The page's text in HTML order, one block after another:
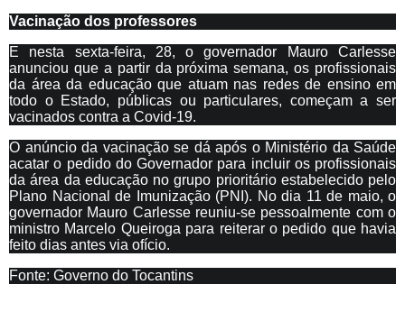
Vacinação dos professores
E nesta sexta-feira, 28, o governador Mauro Carlesse
anunciou que a partir da próxima semana, os profissionais
da área da educação que atuam nas redes de ensino em
todo o Estado, públicas ou particulares, começam a ser
vacinados contra a Covid-19.
O anúncio da vacinação se dá após o Ministério da Saúde
acatar o pedido do Governador para incluir os profissionais
da área da educação no grupo prioritário estabelecido pelo
Plano Nacional de Imunização (PNI). No dia 11 de maio, o
governador Mauro Carlesse reuniu-se pessoalmente com o
ministro Marcelo Queiroga para reiterar o pedido que havia
feito dias antes via ofício.
Fonte: Governo do Tocantins